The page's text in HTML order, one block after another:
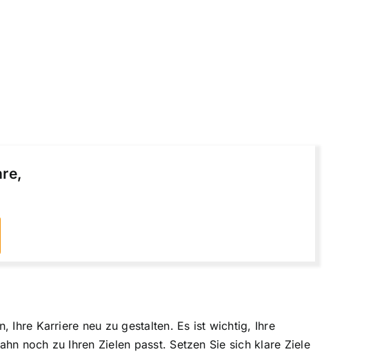
Ihre Karriere neu zu gestalten. Es ist wichtig, Ihre
noch zu Ihren Zielen passt. Setzen Sie sich klare Ziele